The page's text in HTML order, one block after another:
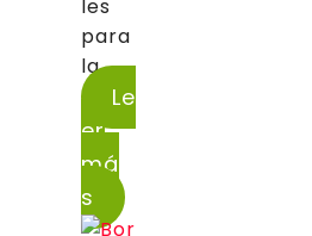
les
para
la...
Le
er
má
s